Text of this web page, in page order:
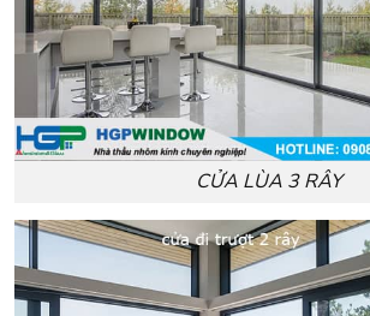
CỬA LÙA 3 RÂY